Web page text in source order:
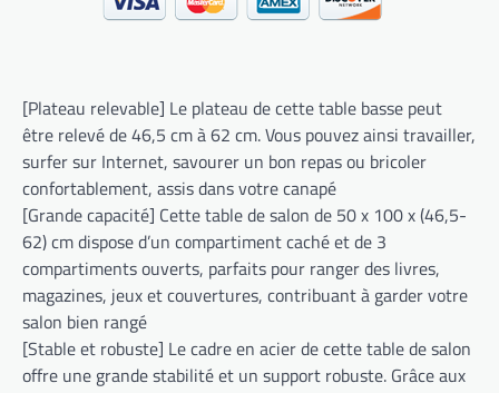
[Plateau relevable] Le plateau de cette table basse peut
être relevé de 46,5 cm à 62 cm. Vous pouvez ainsi travailler,
surfer sur Internet, savourer un bon repas ou bricoler
confortablement, assis dans votre canapé
[Grande capacité] Cette table de salon de 50 x 100 x (46,5-
62) cm dispose d’un compartiment caché et de 3
compartiments ouverts, parfaits pour ranger des livres,
magazines, jeux et couvertures, contribuant à garder votre
salon bien rangé
[Stable et robuste] Le cadre en acier de cette table de salon
offre une grande stabilité et un support robuste. Grâce aux